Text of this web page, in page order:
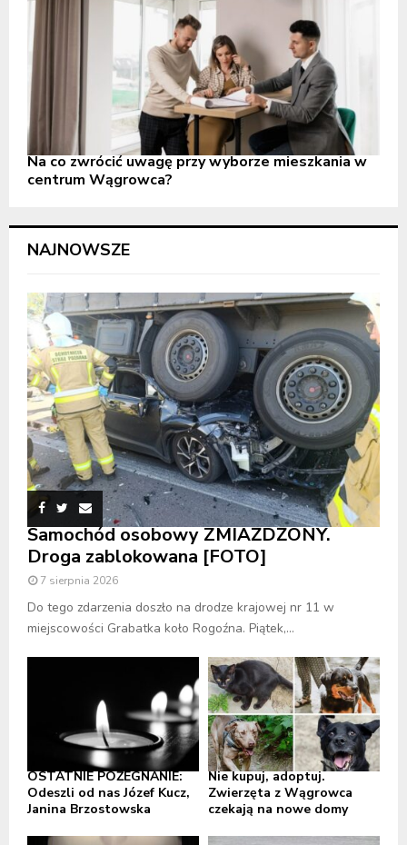
Na co zwrócić uwagę przy wyborze mieszkania w
centrum Wągrowca?
NAJNOWSZE
Samochód osobowy ZMIAŻDŻONY.
Droga zablokowana [FOTO]
7 sierpnia 2026
Do tego zdarzenia doszło na drodze krajowej nr 11 w
miejscowości Grabatka koło Rogoźna. Piątek,...
OSTATNIE POŻEGNANIE:
Odeszli od nas Józef Kucz,
Janina Brzostowska
Nie kupuj, adoptuj.
Zwierzęta z Wągrowca
czekają na nowe domy